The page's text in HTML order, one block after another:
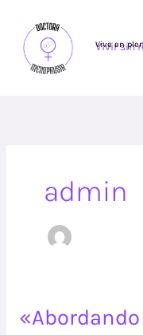
contenido
Vivir sin
Vive en
admin
«Abordando